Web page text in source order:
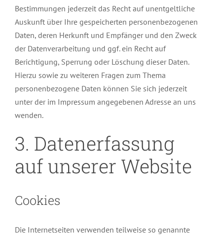
Bestimmungen jederzeit das Recht auf unentgeltliche
Auskunft über Ihre gespeicherten personenbezogenen
Daten, deren Herkunft und Empfänger und den Zweck
der Datenverarbeitung und ggf. ein Recht auf
Berichtigung, Sperrung oder Löschung dieser Daten.
Hierzu sowie zu weiteren Fragen zum Thema
personenbezogene Daten können Sie sich jederzeit
unter der im Impressum angegebenen Adresse an uns
wenden.
3. Datenerfassung
auf unserer Website
Cookies
Die Internetseiten verwenden teilweise so genannte